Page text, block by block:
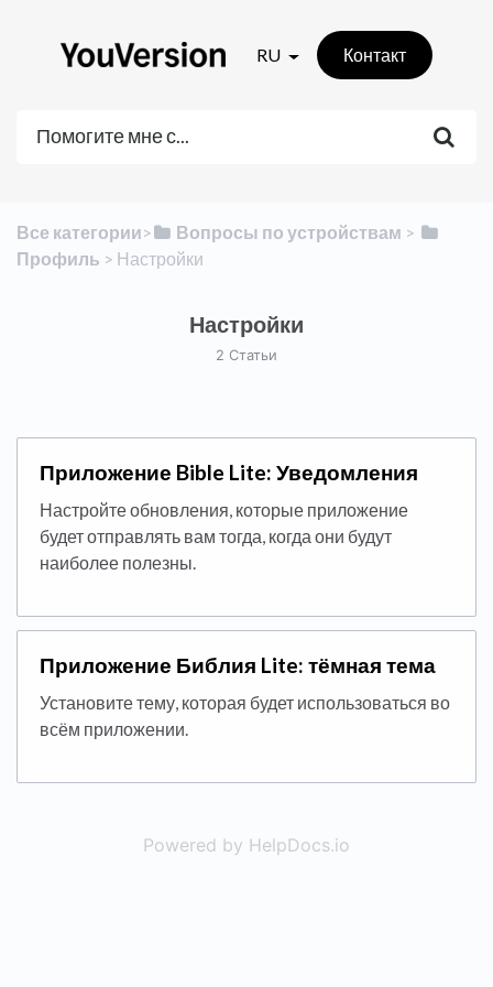
RU Контакт
Все категории​>​ ​Вопросы по устройствам ​ > ​
Профиль ​ > ​ ​Настройки
Настройки
2 Cтатьи
Приложение Bible Lite: Уведомления
Настройте обновления, которые приложение
будет отправлять вам тогда, когда они будут
наиболее полезны.
Приложение Библия Lite: тёмная тема
Установите тему, которая будет использоваться во
всём приложении.
Powered by HelpDocs.io